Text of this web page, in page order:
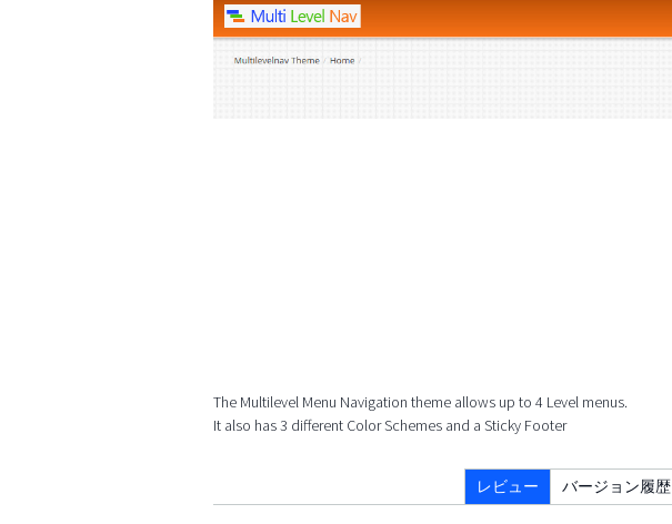
The Multilevel Menu Navigation theme allows up to 4 Level menus.
It also has 3 different Color Schemes and a Sticky Footer
レビュー バージョン履歴